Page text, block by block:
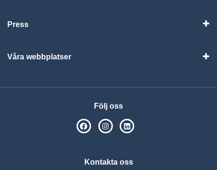
Press
Våra webbplatser
Följ oss
SPSM på Facebook
SPSM på Instagram
Kontakta oss